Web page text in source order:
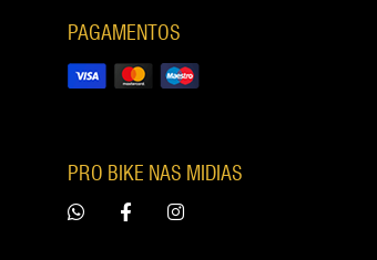
PAGAMENTOS
PRO BIKE NAS MIDIAS